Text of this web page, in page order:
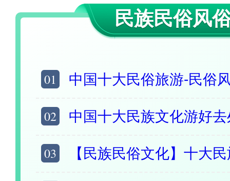
民族民俗风
01 中国十大民俗旅游-民俗风情景区 中国最具
02 中国十大民族文化游好去处 具有民族风情的旅游
03 【民族民俗文化】十大民族_民族习